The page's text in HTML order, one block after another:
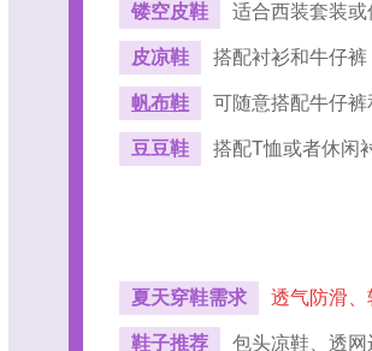
镂空皮鞋 适合西装套装或
皮凉鞋 搭配衬衫和牛仔
帆布鞋 可随意搭配牛仔裤
豆豆鞋 搭配T恤或者休闲
夏天穿鞋需求 透气防滑、
鞋子推荐 包头凉鞋‌、透网